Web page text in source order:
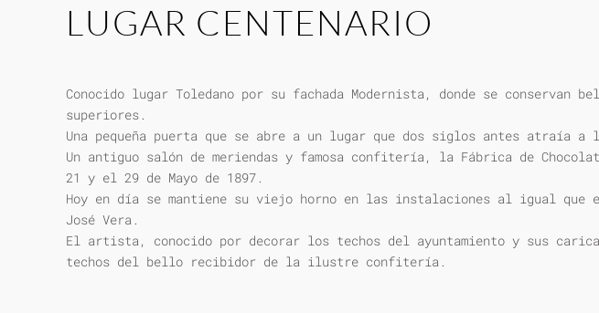
LUGAR CENTENARIO
Conocido lugar Toledano por su fachada Modernista, donde se
superiores.
Una pequeña puerta que se abre a un lugar que dos siglos antes atraía a
Un antiguo salón de meriendas y famosa confitería, la Fábrica de
21 y el 29 de Mayo de 1897.
Hoy en día se mantiene su viejo horno en las instalaciones al igual
José Vera.
El artista, conocido por decorar los techos del ayuntamiento y sus
techos del bello recibidor de la ilustre confitería.